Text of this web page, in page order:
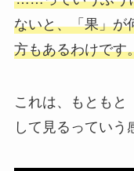
ないと、「果」が
方もあるわけです
これは、もともと
して見るっていう